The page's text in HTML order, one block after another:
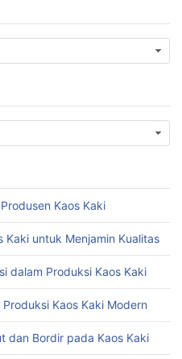
Kaos Kaki
Kaki untuk Menjamin Kualitas
dalam Produksi Kaos Kaki
Kaos Kaki Modern
dan Bordir pada Kaos Kaki